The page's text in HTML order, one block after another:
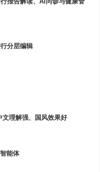
分层编辑
理解强、国风效果好
能体